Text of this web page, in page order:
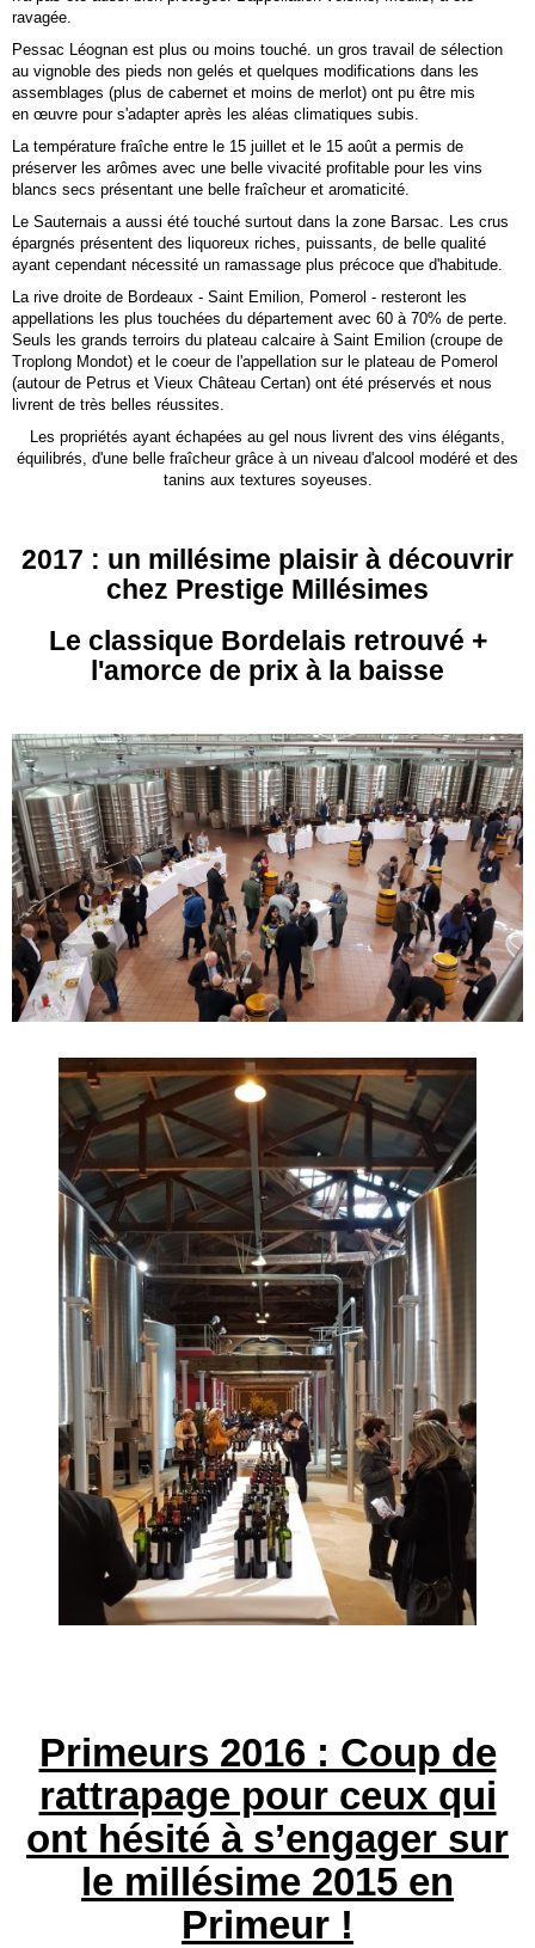
ravagée.
Pessac Léognan est plus ou moins touché. un gros travail de sélection
au vignoble des pieds non gelés et quelques modifications dans les
assemblages (plus de cabernet et moins de merlot) ont pu être mis
en œuvre pour s'adapter après les aléas climatiques subis.
La température fraîche entre le 15 juillet et le 15 août a permis de
préserver les arômes avec une belle vivacité profitable pour les vins
blancs secs présentant une belle fraîcheur et aromaticité.
Le Sauternais a aussi été touché surtout dans la zone Barsac. Les crus
épargnés présentent des liquoreux riches, puissants, de belle qualité
ayant cependant nécessité un ramassage plus précoce que d'habitude.
La rive droite de Bordeaux - Saint Emilion, Pomerol - resteront les
appellations les plus touchées du département avec 60 à 70% de perte.
Seuls les grands terroirs du plateau calcaire à Saint Emilion (croupe de
Troplong Mondot) et le coeur de l'appellation sur le plateau de Pomerol
(autour de Petrus et Vieux Château Certan) ont été préservés et nous
livrent de très belles réussites.
Les propriétés ayant échapées au gel nous livrent des vins élégants,
équilibrés, d'une belle fraîcheur grâce à un niveau d'alcool modéré et des
tanins aux textures soyeuses.
2017 : un millésime plaisir à découvrir
chez Prestige Millésimes
Le classique Bordelais retrouvé +
l'amorce de prix à la baisse
Primeurs 2016 : Coup de
rattrapage pour ceux qui
ont hésité à s’engager sur
le millésime 2015 en
Primeur !